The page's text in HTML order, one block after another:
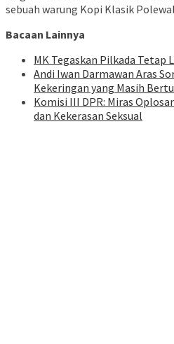
sebuah warung Kopi Klasik
Bacaan Lainnya
MK Tegaskan Pilkada Tetap
Andi Iwan Darmawan Aras
Kekeringan yang Masih
Komisi III DPR: Miras
dan Kekerasan Seksual